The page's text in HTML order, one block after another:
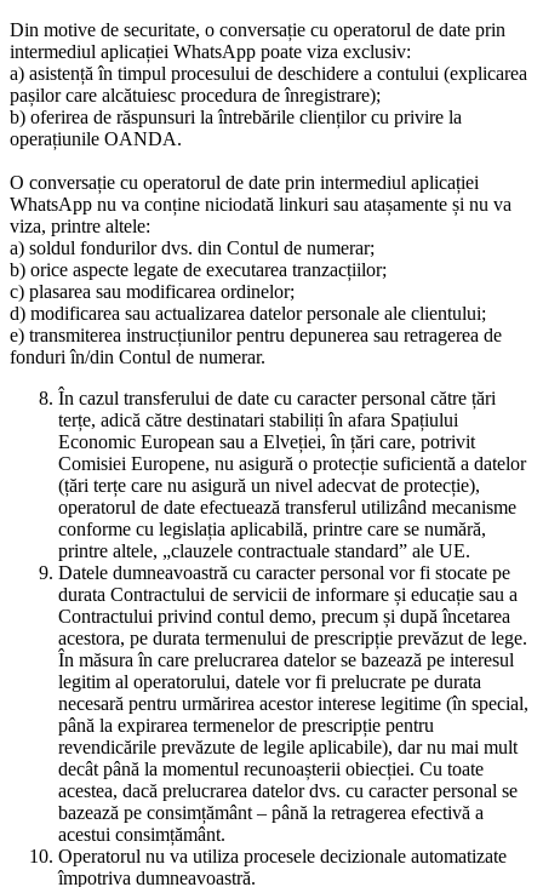
Din motive de securitate, o conversație cu operatorul de date prin
intermediul aplicației WhatsApp poate viza exclusiv:
a) asistență în timpul procesului de deschidere a contului (explicarea
pașilor care alcătuiesc procedura de înregistrare);
b) oferirea de răspunsuri la întrebările clienților cu privire la
operațiunile OANDA.
O conversație cu operatorul de date prin intermediul aplicației
WhatsApp nu va conține niciodată linkuri sau atașamente și nu va
viza, printre altele:
a) soldul fondurilor dvs. din Contul de numerar;
b) orice aspecte legate de executarea tranzacțiilor;
c) plasarea sau modificarea ordinelor;
d) modificarea sau actualizarea datelor personale ale clientului;
e) transmiterea instrucțiunilor pentru depunerea sau retragerea de
fonduri în/din Contul de numerar.
În cazul transferului de date cu caracter personal către țări
terțe, adică către destinatari stabiliți în afara Spațiului
Economic European sau a Elveției, în țări care, potrivit
Comisiei Europene, nu asigură o protecție suficientă a datelor
(țări terțe care nu asigură un nivel adecvat de protecție),
operatorul de date efectuează transferul utilizând mecanisme
conforme cu legislația aplicabilă, printre care se numără,
printre altele, „clauzele contractuale standard” ale UE.
Datele dumneavoastră cu caracter personal vor fi stocate pe
durata Contractului de servicii de informare și educație sau a
Contractului privind contul demo, precum și după încetarea
acestora, pe durata termenului de prescripție prevăzut de lege.
În măsura în care prelucrarea datelor se bazează pe interesul
legitim al operatorului, datele vor fi prelucrate pe durata
necesară pentru urmărirea acestor interese legitime (în special,
până la expirarea termenelor de prescripție pentru
revendicările prevăzute de legile aplicabile), dar nu mai mult
decât până la momentul recunoașterii obiecției. Cu toate
acestea, dacă prelucrarea datelor dvs. cu caracter personal se
bazează pe consimțământ – până la retragerea efectivă a
acestui consimțământ.
Operatorul nu va utiliza procesele decizionale automatizate
împotriva dumneavoastră.